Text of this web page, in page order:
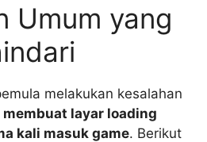
Umum yang
melakukan kesalahan
membuat layar loading
kali masuk game. Berikut